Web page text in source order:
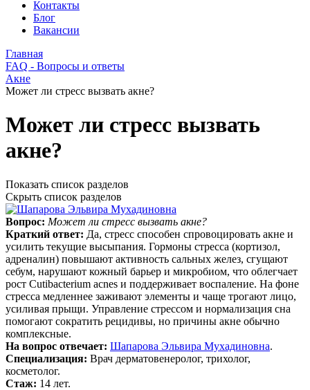
Контакты
Блог
Вакансии
Главная
FAQ - Вопросы и ответы
Акне
Может ли стресс вызвать акне?
Может ли стресс вызвать
акне?
Показать список разделов
Скрыть список разделов
Вопрос: Может ли стресс вызвать акне?
Краткий ответ: Да, стресс способен спровоцировать акне и
усилить текущие высыпания. Гормоны стресса (кортизол,
адреналин) повышают активность сальных желез, сгущают
себум, нарушают кожный барьер и микробиом, что облегчает
рост Cutibacterium acnes и поддерживает воспаление. На фоне
стресса медленнее заживают элементы и чаще трогают лицо,
усиливая прыщи. Управление стрессом и нормализация сна
помогают сократить рецидивы, но причины акне обычно
комплексные.
На вопрос отвечает: Шапарова Эльвира Мухадиновна.
Специализация: Врач дерматовенеролог, трихолог,
косметолог.
Стаж: 14 лет.